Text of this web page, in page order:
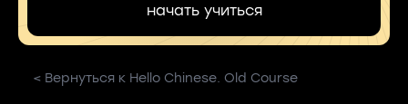
начать учиться
< Вернуться к Hello Chinese. Old Course